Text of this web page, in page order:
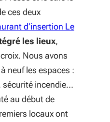
ces deux
d’insertion Le
dans une nouvelle
les lieux,
Nous avons
neuf les espaces :
sécurité incendie…
au début de
locaux ont